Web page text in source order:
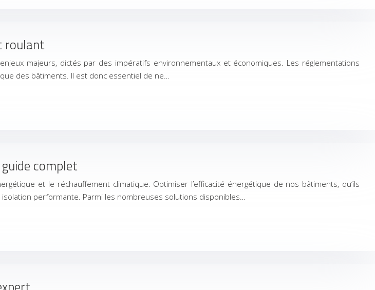
roulant
majeurs, dictés par des impératifs environnementaux et économiques. Les réglementations
des bâtiments. Il est donc essentiel de ne…
complet
et le réchauffement climatique. Optimiser l’efficacité énergétique de nos bâtiments, qu’ils
performante. Parmi les nombreuses solutions disponibles…